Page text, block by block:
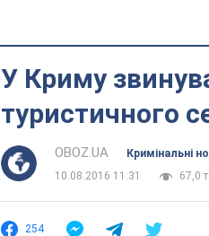
У Криму
туристичного
OBOZ.UA
Кримінальні
10.08.2016 11:31
67,0 т.
254